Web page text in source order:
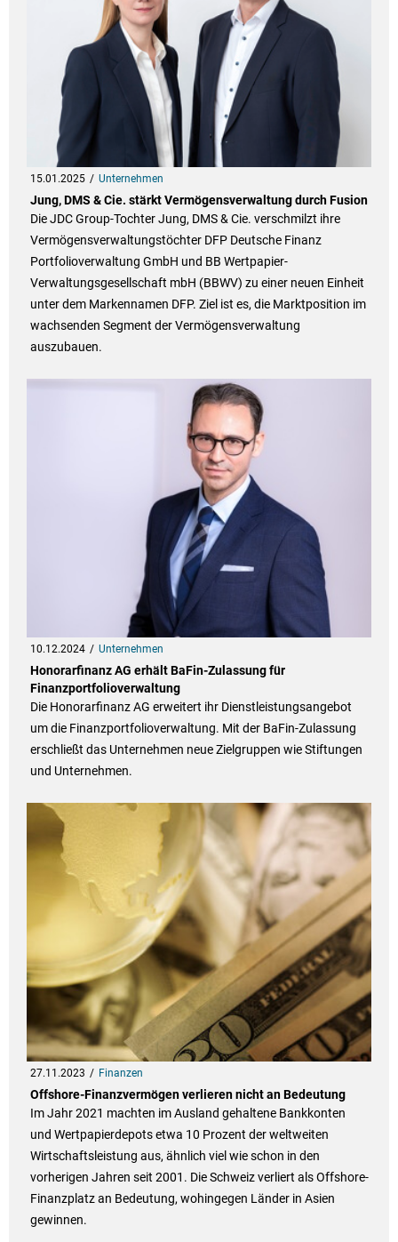
15.01.2025 Unternehmen
Jung, DMS & Cie. stärkt Vermögensverwaltung durch Fusion
Die JDC Group-Tochter Jung, DMS & Cie. verschmilzt ihre
Vermögensverwaltungstöchter DFP Deutsche Finanz
Portfolioverwaltung GmbH und BB Wertpapier-
Verwaltungsgesellschaft mbH (BBWV) zu einer neuen Einheit
unter dem Markennamen DFP. Ziel ist es, die Marktposition im
wachsenden Segment der Vermögensverwaltung
auszubauen.
10.12.2024 Unternehmen
Honorarfinanz AG erhält BaFin-Zulassung für
Finanzportfolioverwaltung
Die Honorarfinanz AG erweitert ihr Dienstleistungsangebot
um die Finanzportfolioverwaltung. Mit der BaFin-Zulassung
erschließt das Unternehmen neue Zielgruppen wie Stiftungen
und Unternehmen.
27.11.2023 Finanzen
Offshore-Finanzvermögen verlieren nicht an Bedeutung
Im Jahr 2021 machten im Ausland gehaltene Bankkonten
und Wertpapierdepots etwa 10 Prozent der weltweiten
Wirtschaftsleistung aus, ähnlich viel wie schon in den
vorherigen Jahren seit 2001. Die Schweiz verliert als Offshore-
Finanzplatz an Bedeutung, wohingegen Länder in Asien
gewinnen.